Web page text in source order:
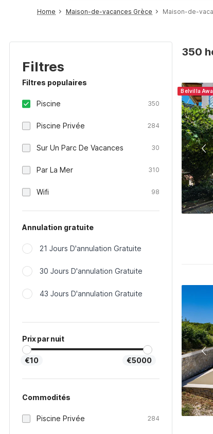
Home Maison-de-vacances Grèce Maison-de-
Filtres
Filtres populaires
Piscine 350
Piscine Privée 284
Sur Un Parc De Vacances 30
Par La Mer 310
Wifi 98
Annulation gratuite
21 Jours D'annulation Gratuite
30 Jours D'annulation Gratuite
43 Jours D'annulation Gratuite
Prix par nuit
€10 €5000
Commodités
Piscine Privée 284
350
Belvilla